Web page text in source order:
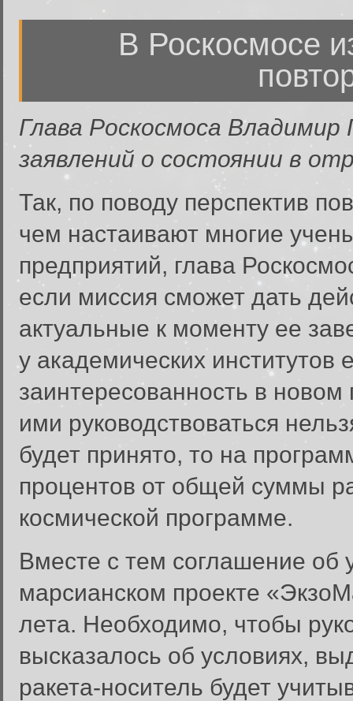
В Роскосмосе
Глава Роскосмоса Владимир
заявлений о состоянии в
Так, по поводу перспектив
чем настаивают многие
предприятий, глава
если миссия сможет дать
актуальные к моменту ее
у академических институтов
заинтересованность в
ими руководствоваться
будет принято, то на
процентов от общей суммы
космической программе.
Вместе с тем соглашение об
марсианском проекте
лета. Необходимо, чтобы
высказалось об условиях,
ракета-носитель будет